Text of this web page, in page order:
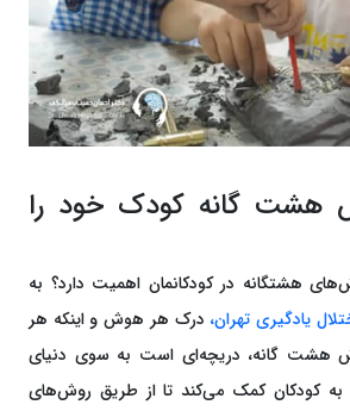
هشت گانه کودک خود را
هشتگانه در کودکانمان اهمیت دارد؟ به
یادگیری تهران، درک هر هوش و اینکه هر
هشت گانه، دریچه‌ای است به سوی دنیای
به کودکان کمک می‌کند تا از طریق روش‌های